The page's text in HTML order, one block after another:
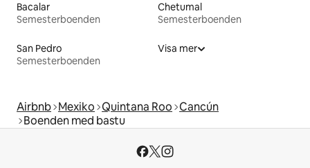
Bacalar
Semesterboenden
Chetumal
Semesterboenden
San Pedro
Semesterboenden
Visa mer
Airbnb Mexiko Quintana Roo Cancún
Boenden med bastu